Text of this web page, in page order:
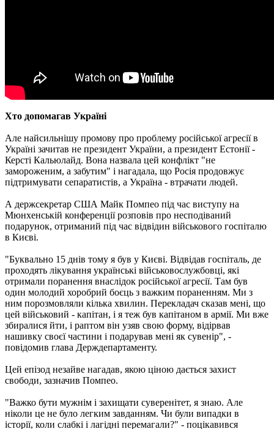
Хто допомагав Україні
Але найсильнішу промову про проблему російської агресії в
Україні зачитав не президент України, а президент Естонії -
Керсті Кальюлайд. Вона назвала цей конфлікт "не
замороженим, а забутим" і нагадала, що Росія продовжує
підтримувати сепаратистів, а Україна - втрачати людей.
А держсекретар США Майк Помпео під час виступу на
Мюнхенській конференції розповів про несподіваний
подарунок, отриманий під час відвідин військового госпіталю
в Києві.
"Буквально 15 днів тому я був у Києві. Відвідав госпіталь, де
проходять лікування українські військовослужбовці, які
отримали поранення внаслідок російської агресії. Там був
один молодий хоробрий боєць з важким пораненням. Ми з
ним порозмовляли кілька хвилин. Перекладач сказав мені, що
цей військовий - капітан, і я теж був капітаном в армії. Ми вже
збиралися йти, і раптом він узяв свою форму, відірвав
нашивку своєї частини і подарував мені як сувенір", -
повідомив глава Держдепартаменту.
Цей епізод незайве нагадав, якою ціною дається захист
свободи, зазначив Помпео.
"Важко бути мужнім і захищати суверенітет, я знаю. Але
ніколи це не було легким завданням. Чи були випадки в
історії, коли слабкі і лагідні перемагали?" - поцікавився